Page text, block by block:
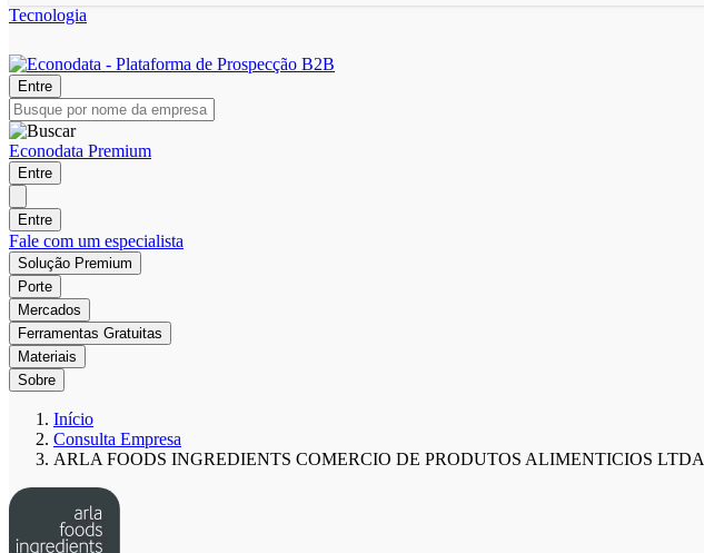
Tecnologia
Entre
Econodata Premium
Entre
Entre
Fale com um especialista
Solução Premium
Porte
Mercados
Ferramentas Gratuitas
Materiais
Sobre
Início
Consulta Empresa
ARLA FOODS INGREDIENTS COMERCIO DE PRODUTOS ALIMENTICIOS LTDA